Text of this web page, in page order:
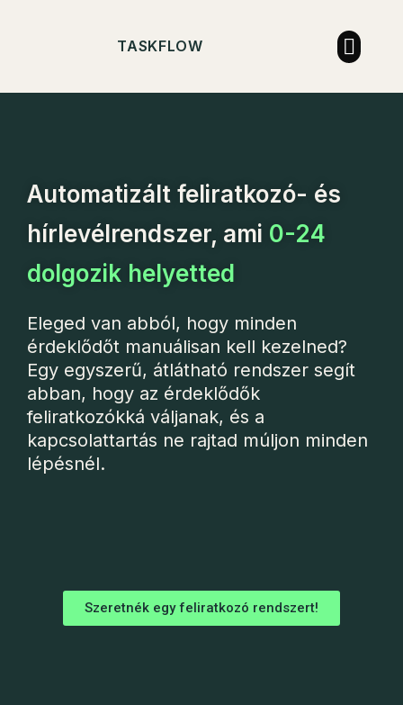
TASKFLOW
Automatizált feliratkozó- és
hírlevélrendszer, ami 0-24
dolgozik helyetted
Eleged van abból, hogy minden
érdeklődőt manuálisan kell kezelned?
Egy egyszerű, átlátható rendszer segít
abban, hogy az érdeklődők
feliratkozókká váljanak, és a
kapcsolattartás ne rajtad múljon minden
lépésnél.
Szeretnék egy feliratkozó rendszert!